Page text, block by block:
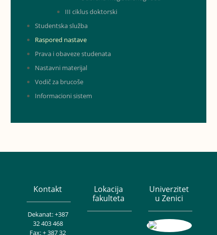
III ciklus doktorski
Studentska služba
Raspored nastave
Prava i obaveze studenata
Nastavni materijal
Vodič za brucoše
Informacioni sistem
Kontakt
Dekanat: +387
32 403 468
Fax: + 387 32
Lokacija
fakulteta
Univerzitet
u Zenici